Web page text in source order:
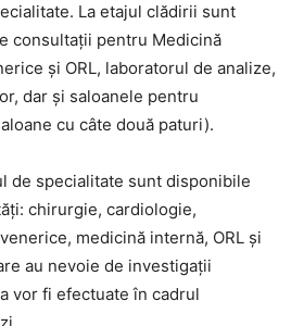
La etajul clădirii sunt
consultații pentru Medicină
și ORL, laboratorul de analize,
dar și saloanele pentru
cu câte două paturi).
de specialitate sunt disponibile
chirurgie, cardiologie,
medicină internă, ORL și
au nevoie de investigații
vor fi efectuate în cadrul